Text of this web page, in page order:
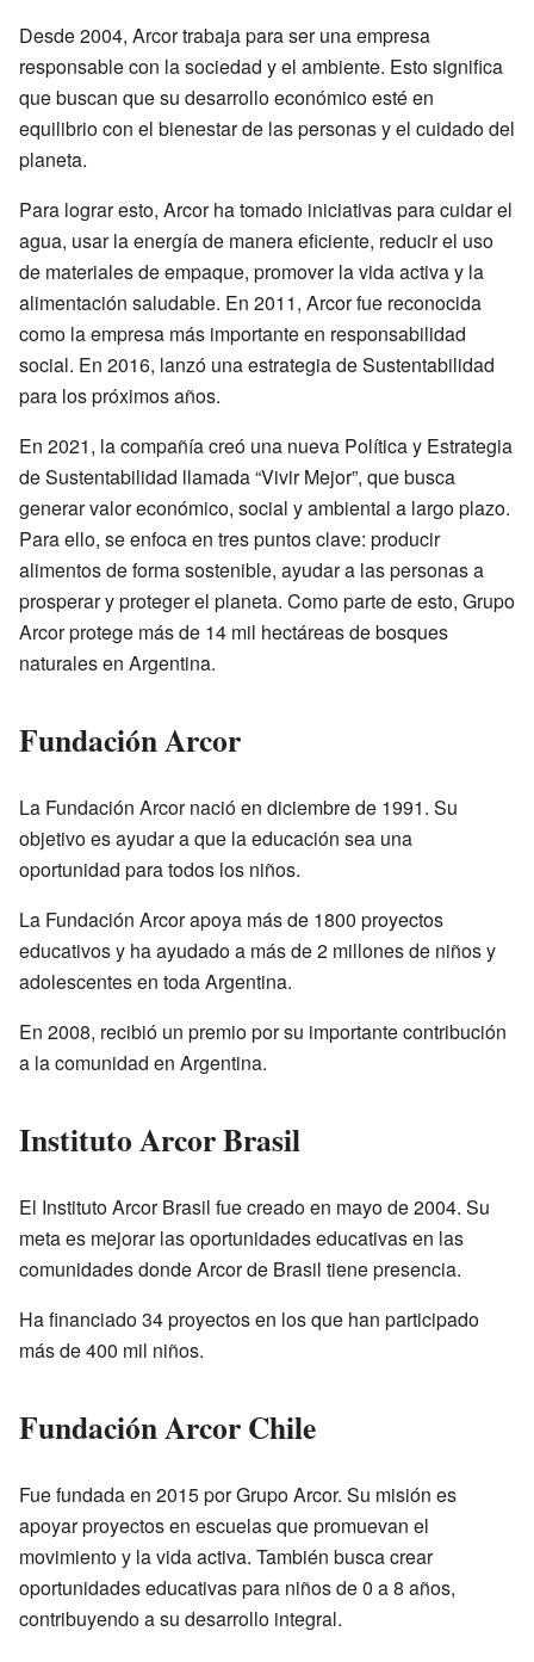
Desde 2004, Arcor trabaja para ser una empresa
responsable con la sociedad y el ambiente. Esto significa
que buscan que su desarrollo económico esté en
equilibrio con el bienestar de las personas y el cuidado del
planeta.
Para lograr esto, Arcor ha tomado iniciativas para cuidar el
agua, usar la energía de manera eficiente, reducir el uso
de materiales de empaque, promover la vida activa y la
alimentación saludable. En 2011, Arcor fue reconocida
como la empresa más importante en responsabilidad
social. En 2016, lanzó una estrategia de Sustentabilidad
para los próximos años.
En 2021, la compañía creó una nueva Política y Estrategia
de Sustentabilidad llamada “Vivir Mejor”, que busca
generar valor económico, social y ambiental a largo plazo.
Para ello, se enfoca en tres puntos clave: producir
alimentos de forma sostenible, ayudar a las personas a
prosperar y proteger el planeta. Como parte de esto, Grupo
Arcor protege más de 14 mil hectáreas de bosques
naturales en Argentina.
Fundación Arcor
La Fundación Arcor nació en diciembre de 1991. Su
objetivo es ayudar a que la educación sea una
oportunidad para todos los niños.
La Fundación Arcor apoya más de 1800 proyectos
educativos y ha ayudado a más de 2 millones de niños y
adolescentes en toda Argentina.
En 2008, recibió un premio por su importante contribución
a la comunidad en Argentina.
Instituto Arcor Brasil
El Instituto Arcor Brasil fue creado en mayo de 2004. Su
meta es mejorar las oportunidades educativas en las
comunidades donde Arcor de Brasil tiene presencia.
Ha financiado 34 proyectos en los que han participado
más de 400 mil niños.
Fundación Arcor Chile
Fue fundada en 2015 por Grupo Arcor. Su misión es
apoyar proyectos en escuelas que promuevan el
movimiento y la vida activa. También busca crear
oportunidades educativas para niños de 0 a 8 años,
contribuyendo a su desarrollo integral.